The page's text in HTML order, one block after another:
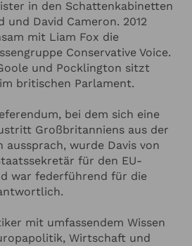
in den Schattenkabinetten
und David Cameron. 2012
mit Liam Fox die
Conservative Voice.
und Pocklington sitzt
britischen Parlament.
bei dem sich eine
Großbritanniens aus der
aussprach, wurde Davis von
für den EU-
war federführend für die
mit umfassendem Wissen
Wirtschaft und